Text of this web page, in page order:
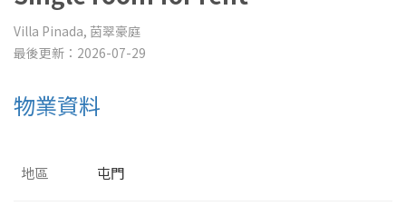
Villa Pinada, 茵翠豪庭
最後更新：2026-07-29
物業資料
地區 屯門